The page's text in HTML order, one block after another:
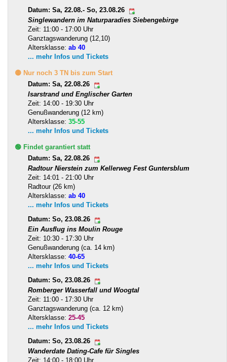
Datum: Sa, 22.08.- So, 23.08.26
Singlewandern im Naturparadies Siebengebirge
Zeit: 11:00 - 17:00 Uhr
Ganztagswanderung (12,10)
Altersklasse: ab 40
... mehr Infos und Tickets
🟡 Nur noch 3 TN bis zum Start
Datum: Sa, 22.08.26
Isarstrand und Englischer Garten
Zeit: 14:00 - 19:30 Uhr
Genußwanderung (12 km)
Altersklasse: 35-55
... mehr Infos und Tickets
🟢 Findet garantiert statt
Datum: Sa, 22.08.26
Radtour Nierstein zum Kellerweg Fest Guntersblum
Zeit: 14:01 - 21:00 Uhr
Radtour (26 km)
Altersklasse: ab 40
... mehr Infos und Tickets
Datum: So, 23.08.26
Ein Ausflug ins Moulin Rouge
Zeit: 10:30 - 17:30 Uhr
Genußwanderung (ca. 14 km)
Altersklasse: 40-65
... mehr Infos und Tickets
Datum: So, 23.08.26
Romberger Wasserfall und Woogtal
Zeit: 11:00 - 17:30 Uhr
Ganztagswanderung (ca. 12 km)
Altersklasse: 25-45
... mehr Infos und Tickets
Datum: So, 23.08.26
Wanderdate Dating-Cafe für Singles
Zeit: 14:00 - 18:00 Uhr